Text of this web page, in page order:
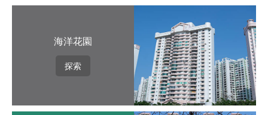
海洋花園
探索